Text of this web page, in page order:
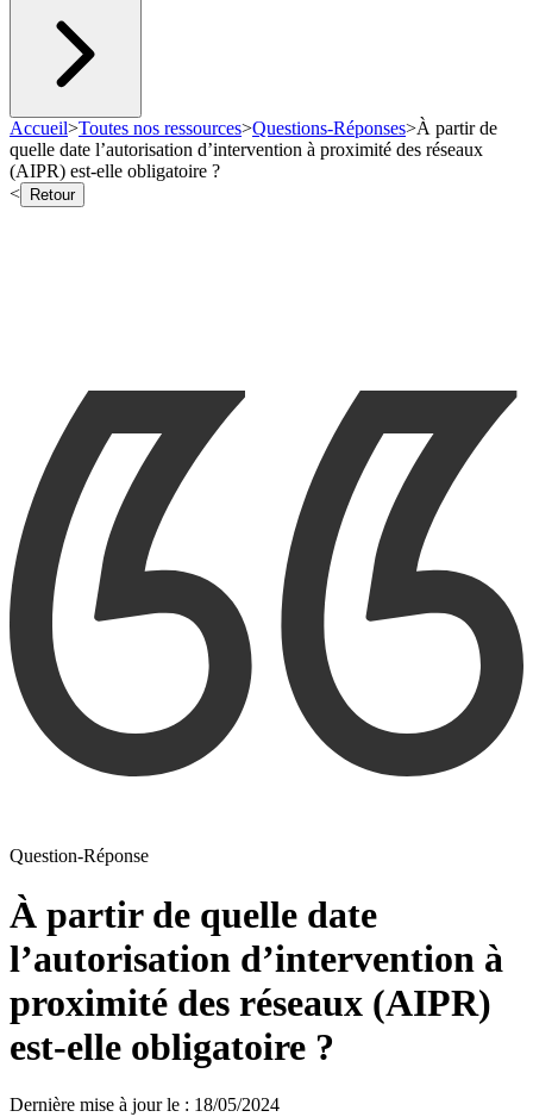
Accueil>Toutes nos ressources>Questions-Réponses>À partir de
quelle date l’autorisation d’intervention à proximité des réseaux
(AIPR) est-elle obligatoire ?
<
Retour
Question-Réponse
À partir de quelle date
l’autorisation d’intervention à
proximité des réseaux (AIPR)
est-elle obligatoire ?
Dernière mise à jour le : 18/05/2024